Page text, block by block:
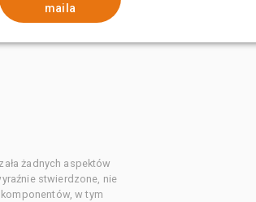
maila
żadnych aspektów
stwierdzone, nie
w tym